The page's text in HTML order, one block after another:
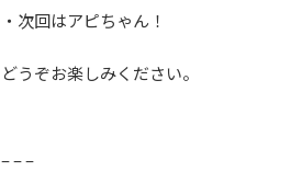
・次回はアピちゃん！
どうぞお楽しみください。
– – –